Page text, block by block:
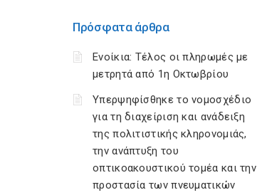
Πρόσφατα άρθρα
Ενοίκια: Τέλος οι πληρωμές με
μετρητά από 1η Οκτωβρίου
Υπερψηφίσθηκε το νομοσχέδιο
για τη διαχείριση και ανάδειξη
της πολιτιστικής κληρονομιάς,
την ανάπτυξη του
οπτικοακουστικού τομέα και την
προστασία των πνευματικών